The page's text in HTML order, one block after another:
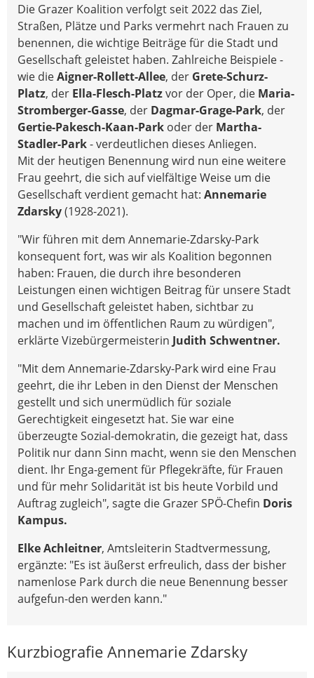
Die Grazer Koalition verfolgt seit 2022 das Ziel,
Straßen, Plätze und Parks vermehrt nach Frauen zu
benennen, die wichtige Beiträge für die Stadt und
Gesellschaft geleistet haben. Zahlreiche Beispiele -
wie dieAigner-Rollett-Allee, der Grete-Schurz-
Platz, der Ella-Flesch-Platzvor der Oper, die Maria-
Stromberger-Gasse, der Dagmar-Grage-Park, der
Gertie-Pakesch-Kaan-Park oder der Martha-
Stadler-Park- verdeutlichen dieses Anliegen.
Mit der heutigen Benennung wird nun eine weitere
Frau geehrt, die sich auf vielfältige Weise um die
Gesellschaft verdient gemacht hat: Annemarie
Zdarsky(1928-2021).
"Wir führen mit dem Annemarie-Zdarsky-Park
konsequent fort, was wir als Koalition begonnen
haben: Frauen, die durch ihre besonderen
Leistungen einen wichtigen Beitrag für unsere Stadt
und Gesellschaft geleistet haben, sichtbar zu
machen und im öffentlichen Raum zu würdigen",
erklärte Vizebürgermeisterin Judith Schwentner.
"Mit dem Annemarie-Zdarsky-Park wird eine Frau
geehrt, die ihr Leben in den Dienst der Menschen
gestellt und sich unermüdlich für soziale
Gerechtigkeit eingesetzt hat. Sie war eine
überzeugte Sozial-demokratin, die gezeigt hat, dass
Politik nur dann Sinn macht, wenn sie den Menschen
dient. Ihr Enga-gement für Pflegekräfte, für Frauen
und für mehr Solidarität ist bis heute Vorbild und
Auftrag zugleich", sagte die Grazer SPÖ-Chefin Doris
Kampus.
Elke Achleitner, Amtsleiterin Stadtvermessung,
ergänzte: "Es ist äußerst erfreulich, dass der bisher
namenlose Park durch die neue Benennung besser
aufgefun-den werden kann."
Kurzbiografie Annemarie Zdarsky